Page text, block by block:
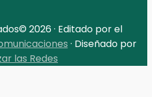
2026 · Editado por el
· Diseñado por
las Redes